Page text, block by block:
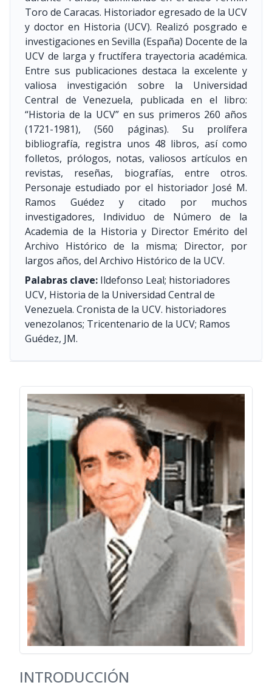
Toro de Caracas. Historiador egresado de la UCV
y doctor en Historia (UCV). Realizó posgrado e
investigaciones en Sevilla (España) Docente de la
UCV de larga y fructífera trayectoria académica.
Entre sus publicaciones destaca la excelente y
valiosa investigación sobre la Universidad
Central de Venezuela, publicada en el libro:
“Historia de la UCV” en sus primeros 260 años
(1721-1981), (560 páginas). Su prolífera
bibliografía, registra unos 48 libros, así como
folletos, prólogos, notas, valiosos artículos en
revistas, reseñas, biografías, entre otros.
Personaje estudiado por el historiador José M.
Ramos Guédez y citado por muchos
investigadores, Individuo de Número de la
Academia de la Historia y Director Emérito del
Archivo Histórico de la misma; Director, por
largos años, del Archivo Histórico de la UCV.
Palabras clave: Ildefonso Leal; historiadores
UCV, Historia de la Universidad Central de
Venezuela. Cronista de la UCV. historiadores
venezolanos; Tricentenario de la UCV; Ramos
Guédez, JM.
INTRODUCCIÓN